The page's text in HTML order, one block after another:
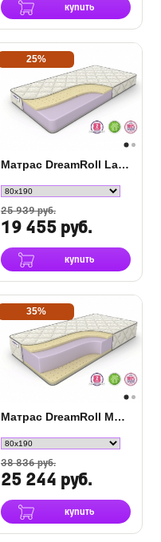
купить
25%
Матрас DreamRoll Latex
25 939 руб.
19 455 руб.
купить
35%
Матрас DreamRoll Max Latex Dual
38 836 руб.
25 244 руб.
купить